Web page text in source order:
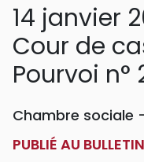
14 janvier
Cour de
Pourvoi n°
Chambre sociale
PUBLIÉ AU BULLETIN